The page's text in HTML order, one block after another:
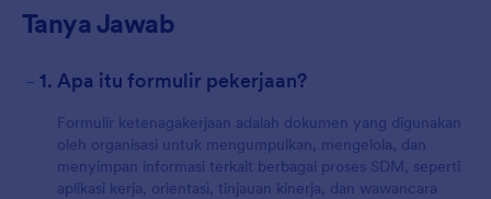
Tanya Jawab
- 1. Apa itu formulir pekerjaan?
Formulir ketenagakerjaan adalah dokumen yang digunakan
oleh organisasi untuk mengumpulkan, mengelola, dan
menyimpan informasi terkait berbagai proses SDM, seperti
aplikasi kerja, orientasi, tinjauan kinerja, dan wawancara